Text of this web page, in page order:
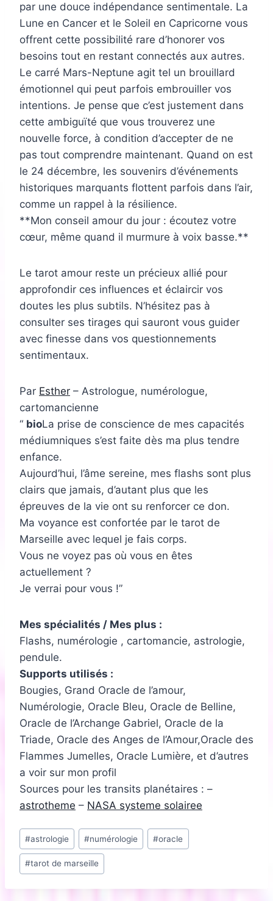
par une douce indépendance sentimentale. La
Lune en Cancer et le Soleil en Capricorne vous
offrent cette possibilité rare d’honorer vos
besoins tout en restant connectés aux autres.
Le carré Mars-Neptune agit tel un brouillard
émotionnel qui peut parfois embrouiller vos
intentions. Je pense que c’est justement dans
cette ambiguïté que vous trouverez une
nouvelle force, à condition d’accepter de ne
pas tout comprendre maintenant. Quand on est
le 24 décembre, les souvenirs d’événements
historiques marquants flottent parfois dans l’air,
comme un rappel à la résilience.
**Mon conseil amour du jour : écoutez votre
cœur, même quand il murmure à voix basse.**
Le tarot amour reste un précieux allié pour
approfondir ces influences et éclaircir vos
doutes les plus subtils. N’hésitez pas à
consulter ses tirages qui sauront vous guider
avec finesse dans vos questionnements
sentimentaux.
Par Esther – Astrologue, numérologue,
cartomancienne
bioLa prise de conscience de mes capacités
médiumniques s’est faite dès ma plus tendre
enfance.
Aujourd’hui, l’âme sereine, mes flashs sont plus
clairs que jamais, d’autant plus que les
épreuves de la vie ont su renforcer ce don.
Ma voyance est confortée par le tarot de
Marseille avec lequel je fais corps.
Vous ne voyez pas où vous en êtes
actuellement ?
Je verrai pour vous !
Mes spécialités / Mes plus :
Flashs, numérologie , cartomancie, astrologie,
pendule.
Supports utilisés :
Bougies, Grand Oracle de l’amour,
Numérologie, Oracle Bleu, Oracle de Belline,
Oracle de l’Archange Gabriel, Oracle de la
Triade, Oracle des Anges de l’Amour,Oracle des
Flammes Jumelles, Oracle Lumière, et d’autres
a voir sur mon profil
Sources pour les transits planétaires : –
astrotheme – NASA systeme solairee
Étiquettes
de
la
#astrologie #numérologie #oracle
#tarot de marseille